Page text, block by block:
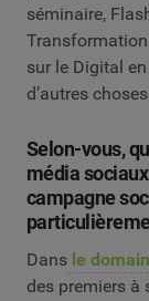
séminaire,
sur le Digital
d’autres
Selon-vous,
média
campagne
Dans le
des premiers à